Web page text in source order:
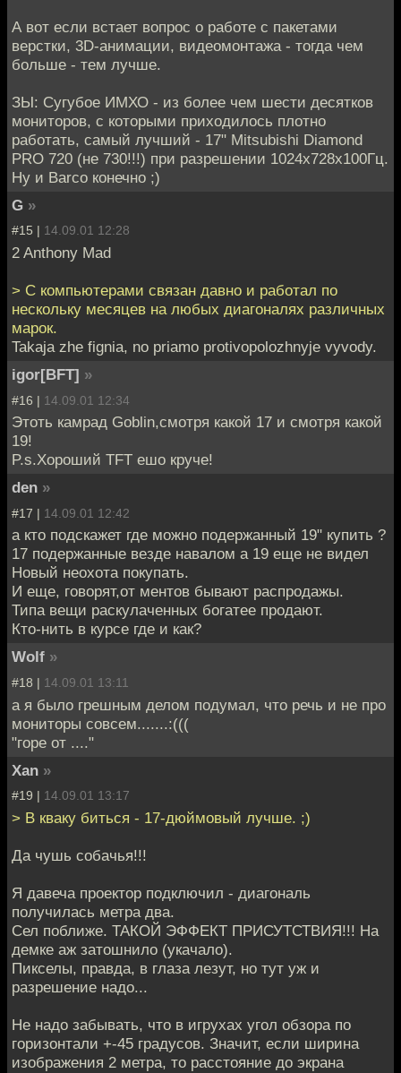
А вот если встает вопрос о работе с пакетами
верстки, 3D-анимации, видеомонтажа - тогда чем
больше - тем лучше.
ЗЫ: Сугубое ИМХО - из более чем шести десятков
мониторов, с которыми приходилось плотно
работать, самый лучший - 17" Mitsubishi Diamond
PRO 720 (не 730!!!) при разрешении 1024х728х100Гц.
Ну и Barco конечно ;)
G »
#15 | 14.09.01 12:28
2 Anthony Mad
> С компьютерами связан давно и работал по
нескольку месяцев на любых диагоналях различных
марок.
Takaja zhe fignia, no priamo protivopolozhnyje vyvody.
igor[BFT] »
#16 | 14.09.01 12:34
Этоть камрад Goblin,смотря какой 17 и смотря какой
19!
P.s.Хороший TFT ешо круче!
den »
#17 | 14.09.01 12:42
а кто подскажет где можно подержанный 19" купить ?
17 подержанные везде навалом а 19 еще не видел
Новый неохота покупать.
И еще, говорят,от ментов бывают распродажы.
Типа вещи раскулаченных богатее продают.
Кто-нить в курсе где и как?
Wolf »
#18 | 14.09.01 13:11
а я было грешным делом подумал, что речь и не про
мониторы совсем.......:(((
"горе от ...."
Xan »
#19 | 14.09.01 13:17
> В кваку биться - 17-дюймовый лучше. ;)
Да чушь собачья!!!
Я давеча проектор подключил - диагональ
получилась метра два.
Сел поближе. ТАКОЙ ЭФФЕКТ ПРИСУТСТВИЯ!!! На
демке аж затошнило (укачало).
Пикселы, правда, в глаза лезут, но тут уж и
разрешение надо...
Не надо забывать, что в игрухах угол обзора по
горизонтали +-45 градусов. Значит, если ширина
изображения 2 метра, то расстояние до экрана